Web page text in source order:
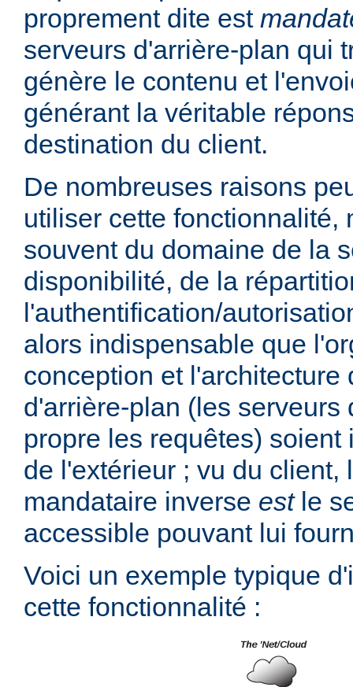
proprement dite est
serveurs d'arrière-plan qui
génère le contenu et
générant la véritable
destination du client.
De nombreuses raisons
utiliser cette fonctionnalité,
souvent du domaine de la
disponibilité, de la
l'authentification/
alors indispensable que
conception et l'architecture
d'arrière-plan (les serveurs
propre les requêtes)
de l'extérieur ; vu du client,
mandataire inverse estle
accessible pouvant lui
Voici un exemple typique
cette fonctionnalité :